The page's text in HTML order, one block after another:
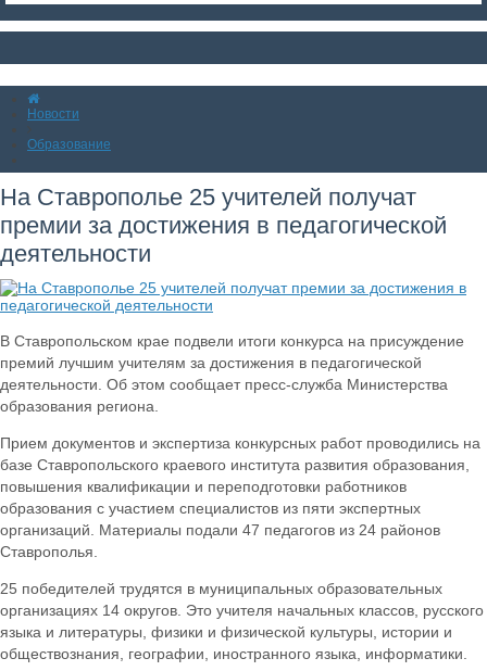
Новости
Образование
На Ставрополье 25 учителей получат
премии за достижения в педагогической
деятельности
В Ставропольском крае подвели итоги конкурса на присуждение
премий лучшим учителям за достижения в педагогической
деятельности. Об этом сообщает пресс-служба Министерства
образования региона.
Прием документов и экспертиза конкурсных работ проводились на
базе Ставропольского краевого института развития образования,
повышения квалификации и переподготовки работников
образования с участием специалистов из пяти экспертных
организаций. Материалы подали 47 педагогов из 24 районов
Ставрополья.
25 победителей трудятся в муниципальных образовательных
организациях 14 округов. Это учителя начальных классов, русского
языка и литературы, физики и физической культуры, истории и
обществознания, географии, иностранного языка, информатики.